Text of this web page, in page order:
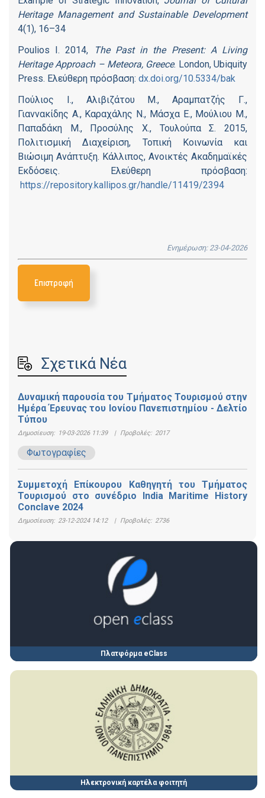
Heritage Management and Sustainable Development
4(1), 16–34
Poulios I. 2014,
The Past in the Present: A Living
Heritage Approach – Meteora, Greece. London, Ubiquity
Press. Ελεύθερη πρόσβαση: dx.doi.org/10.5334/bak
Πούλιος Ι., Αλιβιζάτου Μ., Αραμπατζής Γ.,
Γιαννακίδης Α., Καραχάλης Ν., Μάσχα Ε., Μούλιου Μ.,
Παπαδάκη Μ., Προσύλης Χ., Τουλούπα Σ. 2015,
Πολιτισμική Διαχείριση, Τοπική Κοινωνία και
Βιώσιμη Ανάπτυξη. Κάλλιπος, Ανοικτές Ακαδημαϊκές
Εκδόσεις. Ελεύθερη πρόσβαση:
https://repository.kallipos.gr/handle/11419/2394
Ενημέρωση: 23-04-2026
Επιστροφή
Σχετικά Νέα
Δυναμική παρουσία του Τμήματος Τουρισμού στην
Ημέρα Έρευνας του Ιονίου Πανεπιστημίου - Δελτίο
Τύπου
Δημοσίευση: 19-03-2026 11:39 | Προβολές: 2017
Φωτογραφίες
Συμμετοχή Επίκουρου Καθηγητή του Τμήματος
Τουρισμού στο συνέδριο India Maritime History
Conclave 2024
Δημοσίευση: 23-12-2024 14:12 | Προβολές: 2736
Πλατφόρμα eClass
Ηλεκτρονική καρτέλα φοιτητή